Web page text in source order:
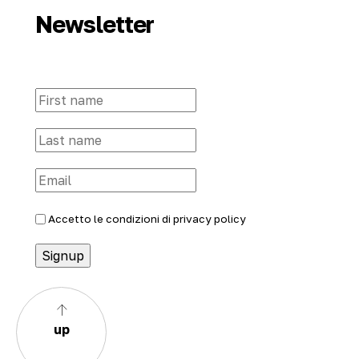
Newsletter
Accetto le condizioni di privacy policy
up